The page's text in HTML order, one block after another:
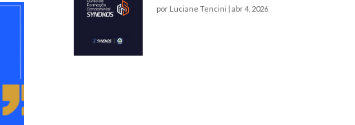
por Luciane Tencini | abr 4, 2026